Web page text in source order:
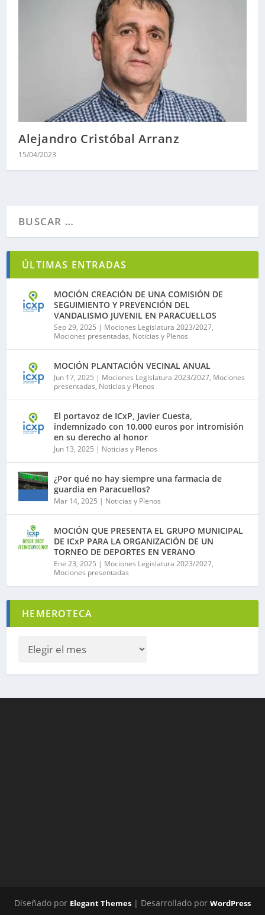
Alejandro Cristóbal Arranz
15/04/2023
ÚLTIMAS ENTRADAS
MOCIÓN CREACIÓN DE UNA COMISIÓN DE
SEGUIMIENTO Y PREVENCIÓN DEL
VANDALISMO JUVENIL EN PARACUELLOS
Sep 29, 2025 | Mociones Legislatura 2023/2027,
Mociones presentadas, Noticias y Plenos
MOCIÓN PLANTACIÓN VECINAL ANUAL
Jun 17, 2025 | Mociones Legislatura 2023/2027, Mociones
presentadas, Noticias y Plenos
El portavoz de ICxP, Javier Cuesta,
indemnizado con 10.000 euros por intromisión
en su derecho al honor
Jun 13, 2025 | Noticias y Plenos
¿Por qué no hay siempre una farmacia de
guardia en Paracuellos?
Mar 14, 2025 | Noticias y Plenos
MOCIÓN QUE PRESENTA EL GRUPO MUNICIPAL
DE ICxP PARA LA ORGANIZACIÓN DE UN
TORNEO DE DEPORTES EN VERANO
Ene 23, 2025 | Mociones Legislatura 2023/2027,
Mociones presentadas
HEMEROTECA
Diseñado por Elegant Themes | Desarrollado por WordPress